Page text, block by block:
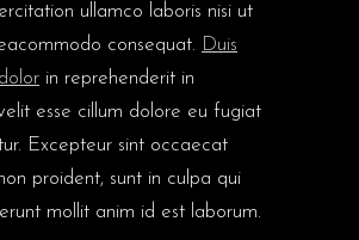
ullamco laboris nisi ut
consequat. Duis
in reprehenderit in
esse cillum dolore eu fugiat
Excepteur sint occaecat
proident, sunt in culpa qui
mollit anim id est laborum.